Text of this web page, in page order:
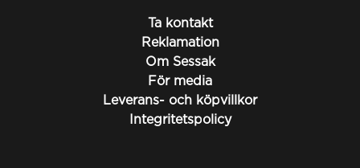
Ta kontakt
Reklamation
Om Sessak
För media
Leverans- och köpvillkor
Integritetspolicy